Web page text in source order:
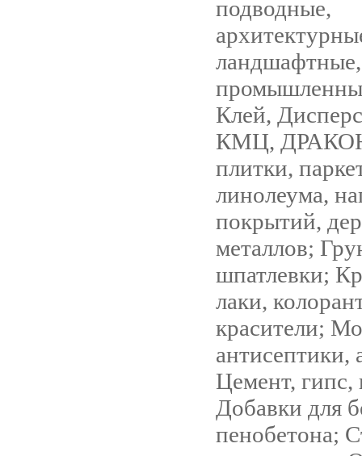
подводные,
Клей,
КМЦ,
плитки,
линолеума,
покрытий,
металлов;
шпатлевки;
лаки,
красители;
антисептики,
Цемент, гипс,
Добавки для
пенобетона;